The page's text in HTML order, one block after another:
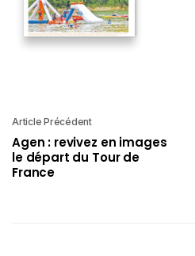
Article Précédent
Agen : revivez en images
le départ du Tour de
France